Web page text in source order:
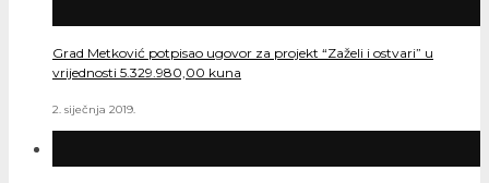
Grad Metković potpisao ugovor za projekt “Zaželi i ostvari” u
vrijednosti 5.329.980,00 kuna
2. siječnja 2019.